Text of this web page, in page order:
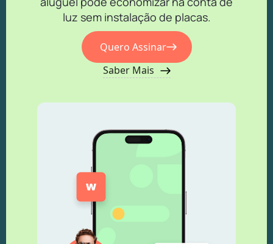
luz sem instalação de placas.
Quero Assinar
Saber Mais